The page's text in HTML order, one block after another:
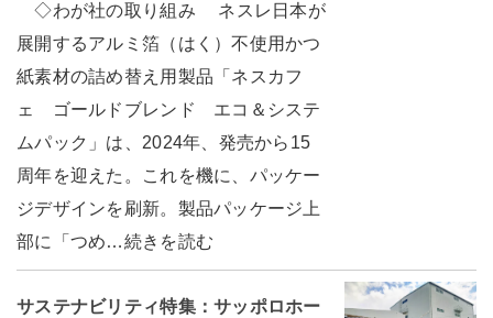
◇わが社の取り組み ネスレ日本が
展開するアルミ箔（はく）不使用かつ
紙素材の詰め替え用製品「ネスカフ
ェ ゴールドブレンド エコ＆システ
ムパック」は、2024年、発売から15
周年を迎えた。これを機に、パッケー
ジデザインを刷新。製品パッケージ上
部に「つめ…続きを読む
サステナビリティ特集：サッポロホー